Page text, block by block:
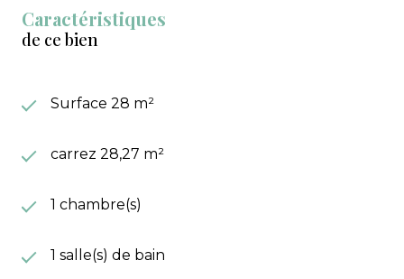
Caractéristiques
de ce bien
Surface 28 m²
carrez 28,27 m²
1 chambre(s)
1 salle(s) de bain